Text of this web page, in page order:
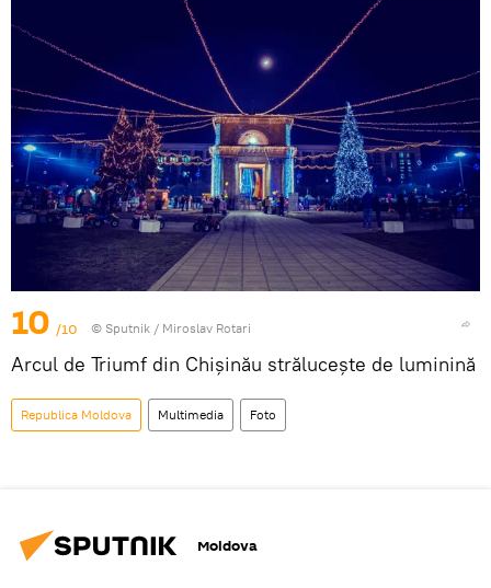
10 /10 © Sputnik / Miroslav Rotari
Arcul de Triumf din Chișinău strălucește de luminină
Republica Moldova Multimedia Foto
Moldova